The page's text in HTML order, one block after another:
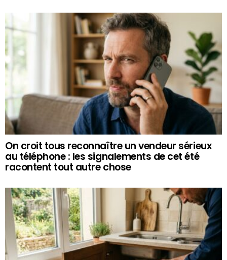
On croit tous reconnaître un vendeur sérieux
au téléphone : les signalements de cet été
racontent tout autre chose